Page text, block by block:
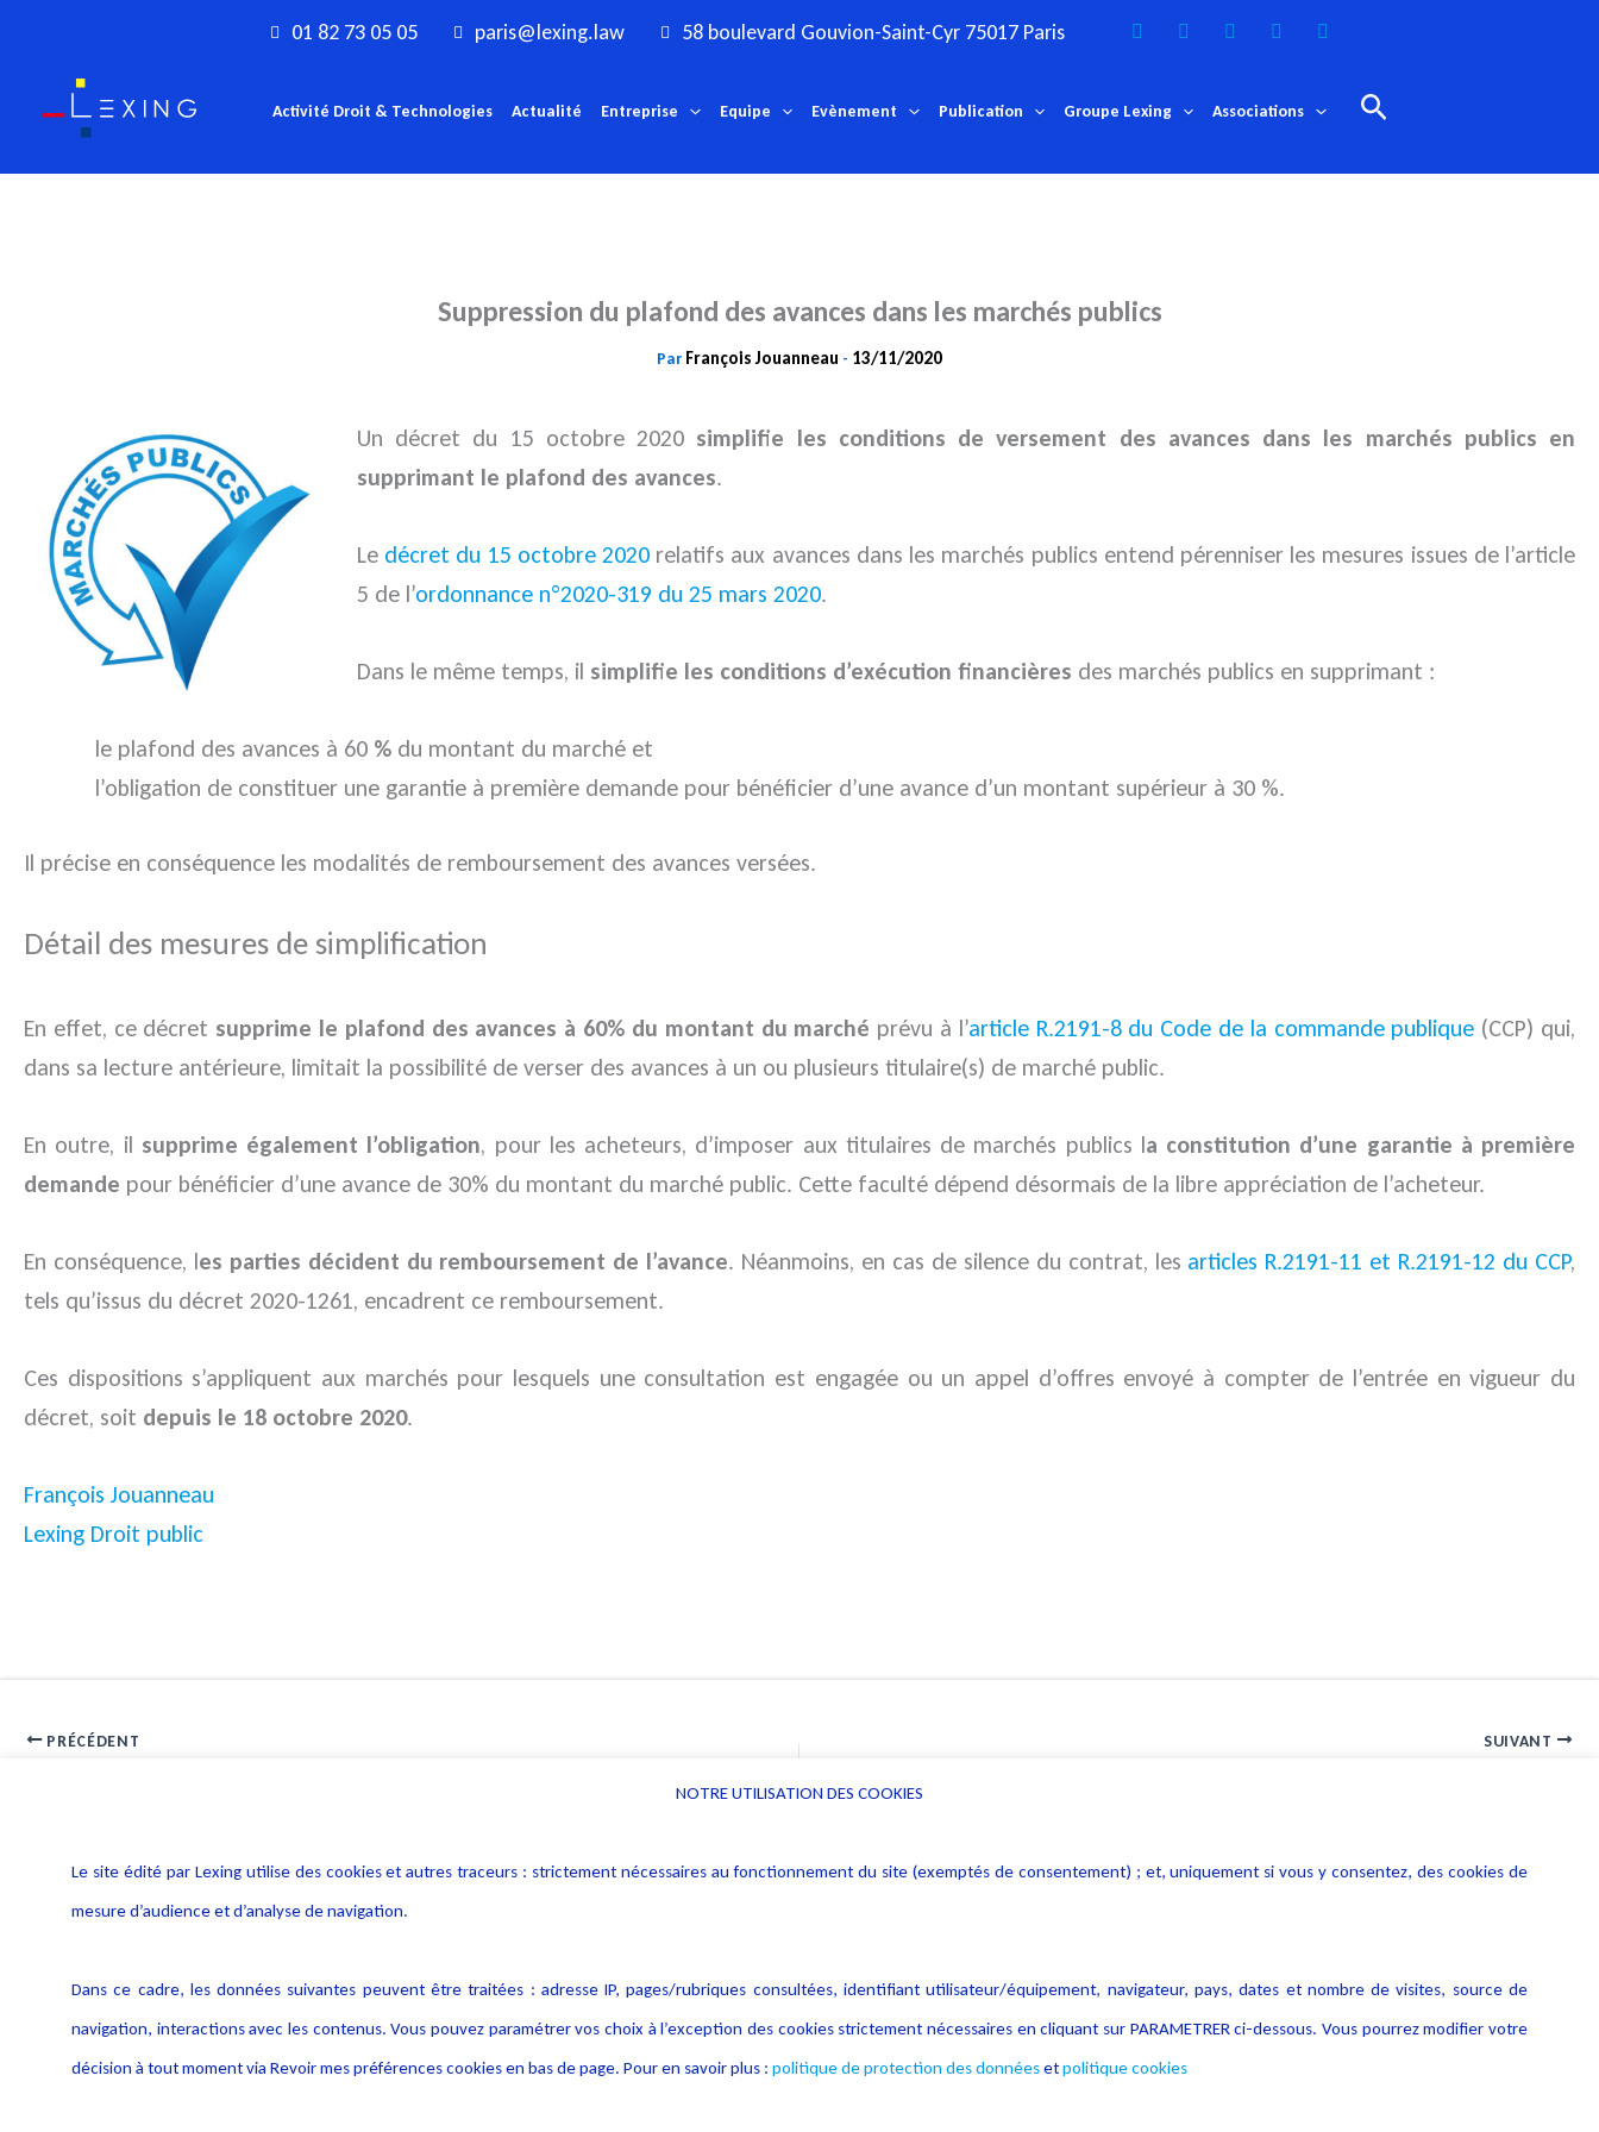
contenu
01 82 73 05 05 paris@lexing.law 58 boulevard Gouvion-Saint-Cyr 75017 Paris
Activité Droit & Technologies Actualité Entreprise Equipe Evènement Publication Groupe Lexing Associations Rechercher
Suppression du plafond des avances dans les marchés publics
Par François Jouanneau - 13/11/2020
Un décret du 15 octobre 2020 simplifie les conditions de versement des avances dans les marchés publics en
supprimant le plafond des avances.
Le décret du 15 octobre 2020 relatifs aux avances dans les marchés publics entend pérenniser les mesures issues de l’article
5 de l’ordonnance n°2020-319 du 25 mars 2020.
Dans le même temps, il simplifie les conditions d’exécution financières des marchés publics en supprimant :
le plafond des avances à 60 % du montant du marché et
l’obligation de constituer une garantie à première demande pour bénéficier d’une avance d’un montant supérieur à 30 %.
Il précise en conséquence les modalités de remboursement des avances versées.
Détail des mesures de simplification
En effet, ce décret supprime le plafond des avances à 60% du montant du marché prévu à l’article R.2191-8 du Code de la commande publique (CCP) qui,
dans sa lecture antérieure, limitait la possibilité de verser des avances à un ou plusieurs titulaire(s) de marché public.
En outre, il supprime également l’obligation, pour les acheteurs, d’imposer aux titulaires de marchés publics la constitution d’une garantie à première
demande pour bénéficier d’une avance de 30% du montant du marché public. Cette faculté dépend désormais de la libre appréciation de l’acheteur.
En conséquence, les parties décident du remboursement de l’avance. Néanmoins, en cas de silence du contrat, les articles R.2191-11 et R.2191-12 du CCP,
tels qu’issus du décret 2020-1261, encadrent ce remboursement.
Ces dispositions s’appliquent aux marchés pour lesquels une consultation est engagée ou un appel d’offres envoyé à compter de l’entrée en vigueur du
décret, soit depuis le 18 octobre 2020.
François Jouanneau
Lexing Droit public
PRÉCÉDENT SUIVANT
Politique de protection des
données
Politique cookies
NOTRE UTILISATION DES COOKIES
Le site édité par Lexing utilise des cookies et autres traceurs : strictement nécessaires au fonctionnement du site (exemptés de consentement) ; et, uniquement si vous y consentez, des cookies de
mesure d’audience et d’analyse de navigation.
Dans ce cadre, les données suivantes peuvent être traitées : adresse IP, pages/rubriques consultées, identifiant utilisateur/équipement, navigateur, pays, dates et nombre de visites, source de
navigation, interactions avec les contenus. Vous pouvez paramétrer vos choix à l’exception des cookies strictement nécessaires en cliquant sur PARAMETRER ci-dessous. Vous pourrez modifier votre
décision à tout moment via Revoir mes préférences cookies en bas de page. Pour en savoir plus : politique de protection des donnéesetpolitique cookies